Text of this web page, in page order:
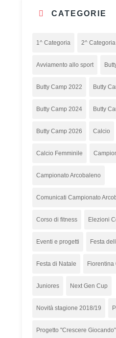
CATEGORIE
1^ Categoria 2^ Categoria
Avviamento allo sport
Butty Camp 2022 Butty
Butty Camp 2024 Butty
Butty Camp 2026 Calcio
Calcio Femminile
Campionato Arcobaleno
Comunicati Campionato
Corso di fitness Elezioni
Eventi e progetti Festa
Festa di Natale Fiorentina
Juniores Next Gen Cup
Novità stagione 2018/19
Progetto "Crescere Giocando"